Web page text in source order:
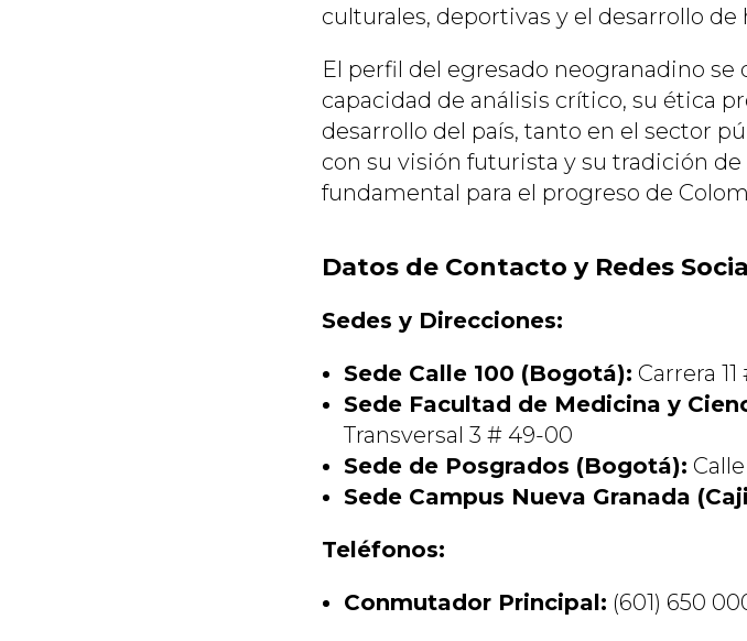
culturales, deportivas y el desarrollo de
El perfil del egresado neogranadino
capacidad de análisis crítico, su ética
desarrollo del país, tanto en el sector
con su visión futurista y su tradición
fundamental para el progreso de
Datos de Contacto y Redes
Sedes y Direcciones:
Sede Calle 100 (Bogotá): Carrera 11
Sede Facultad de Medicina y
Transversal 3 # 49-00
Sede de Posgrados (Bogotá):
Sede Campus Nueva Granada
Teléfonos:
Conmutador Principal: (601) 650